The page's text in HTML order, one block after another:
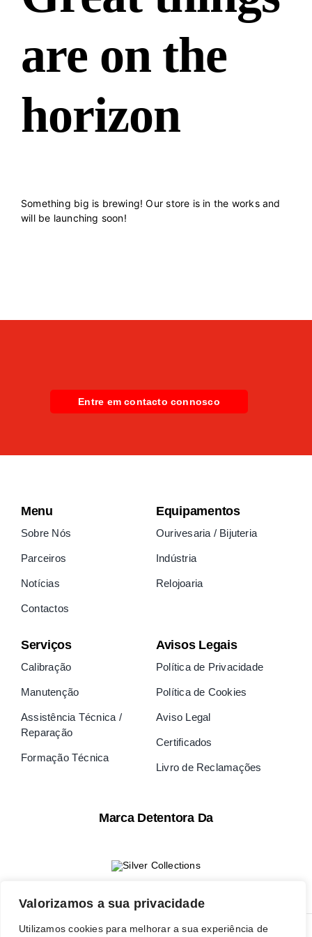
Valorizamos a sua privacidade
Utilizamos cookies para melhorar a sua experiência de
are on the
horizon
Something big is brewing! Our store is in the works and
will be launching soon!
Entre em contacto connosco
Menu
Sobre Nós
Parceiros
Notícias
Contactos
Equipamentos
Ourivesaria / Bijuteria
Indústria
Relojoaria
Serviços
Calibração
Manutenção
Assistência Técnica /
Reparação
Formação Técnica
Avisos Legais
Política de Privacidade
Política de Cookies
Aviso Legal
Certificados
Livro de Reclamações
Marca Detentora Da